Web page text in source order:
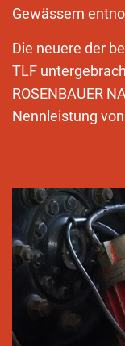
Gewässern
Die neuere der
TLF
ROSENBAUER
Nennleistung